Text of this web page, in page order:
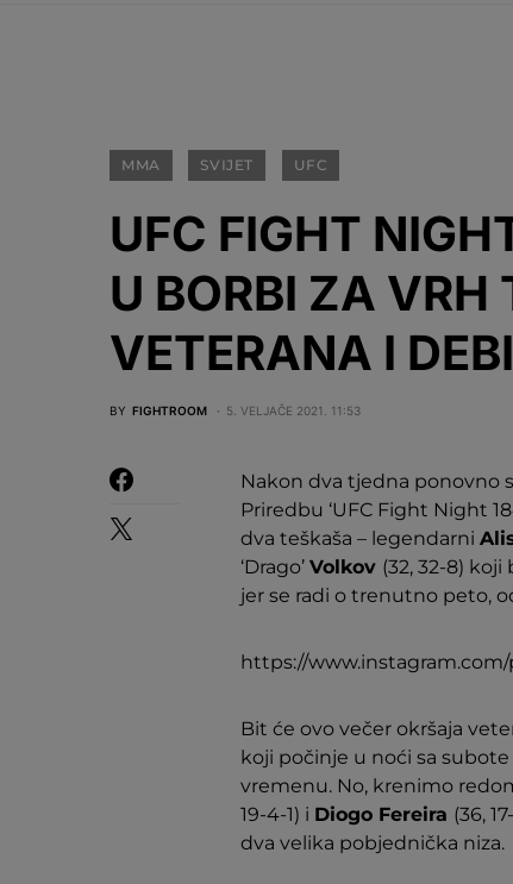
MMA SVIJET UFC
UFC FIGHT
U BORBI ZA VRH
VETERANA I
BY FIGHTROOM 5. VELJAČE 2021. 11:53
Nakon dva tjedna ponovno
Priredbu ‘UFC Fight Night
dva teškaša – legendarni
‘Drago’ Volkov (32, 32-8)
jer se radi o trenutno peto,
https://www.instagram.com/
Bit će ovo večer okršaja
koji počinje u noći sa
vremenu. No, krenimo
19-4-1) i Diogo Fereira (36,
dva velika pobjednička niza.